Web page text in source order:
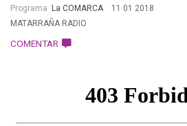
Programa La COMARCA 11 01 2018
COMENTAR
MATARRAÑA RADIO